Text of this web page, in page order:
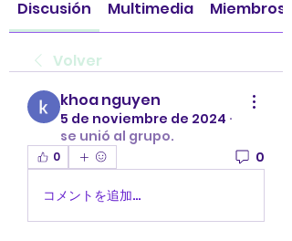
Discusión Multimedia Miembros
Volver
khoa nguyen
5 de noviembre de 2024 ·
se unió al grupo.
0 0
コメントを追加…